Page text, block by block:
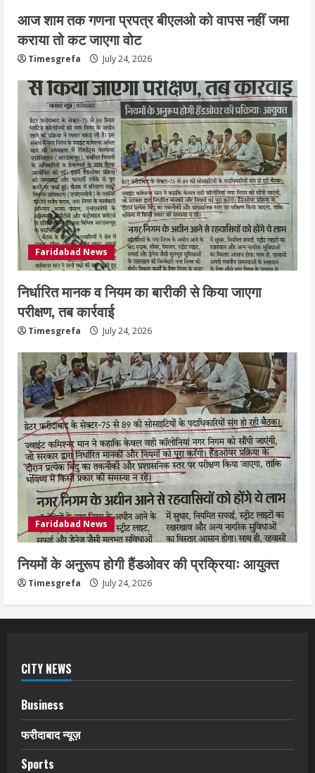
आज शाम तक गणना प्रपत्र बीएलओ को वापस नहीं जमा
कराया तो कट जाएगा वोट
Timesgrefa July 24, 2026
Faridabad News
निर्धारित मानक व नियम का बारीकी से किया जाएगा
परीक्षण, तब कार्रवाई
Timesgrefa July 24, 2026
Faridabad News
नियमों के अनुरूप होगी हैंडओवर की प्रक्रियाः आयुक्त
Timesgrefa July 24, 2026
CITY NEWS
Business
फरीदाबाद न्यूज़
Sports